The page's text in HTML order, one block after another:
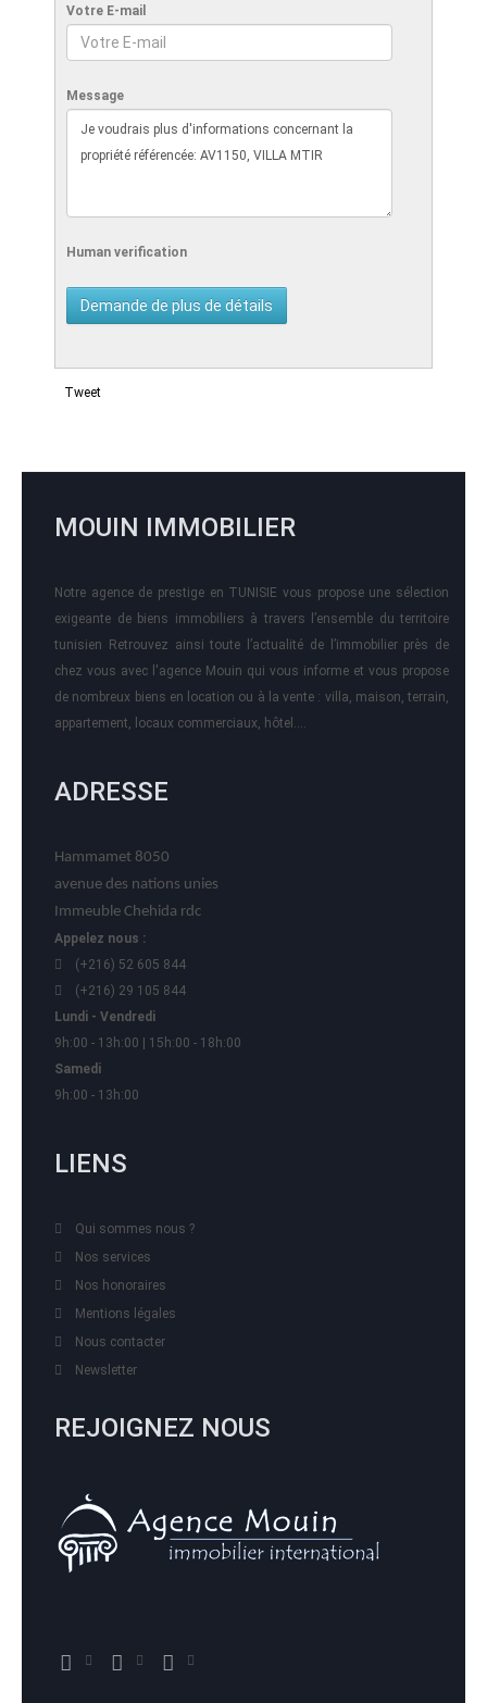
Votre E-mail
Message
Human verification
Tweet
MOUIN IMMOBILIER
Notre agence de prestige en TUNISIE vous propose une sélection
exigeante de biens immobiliers à travers l’ensemble du territoire
tunisien Retrouvez ainsi toute l’actualité de l’immobilier près de
chez vous avec l'agence Mouin qui vous informe et vous propose
de nombreux biens en location ou à la vente : villa, maison, terrain,
appartement, locaux commerciaux, hôtel….
ADRESSE
Hammamet 8050
avenue des nations unies
Immeuble Chehida rdc
Appelez nous :
(+216) 52 605 844
(+216) 29 105 844
Lundi - Vendredi
9h:00 - 13h:00 | 15h:00 - 18h:00
Samedi
9h:00 - 13h:00
LIENS
Qui sommes nous ?
Nos services
Nos honoraires
Mentions légales
Nous contacter
Newsletter
REJOIGNEZ NOUS